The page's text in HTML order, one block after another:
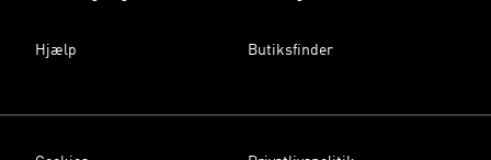
Hjælp Butiksfinder